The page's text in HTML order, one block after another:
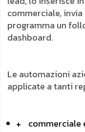
commerciale,
programma un
dashboard.
Le automazioni
applicate a tanti
commerciale